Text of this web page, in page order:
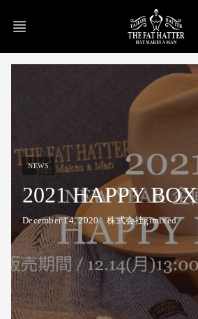
content
NEWS
2021 HAPPY BOX
December 14, 2020 株式会社gimixed